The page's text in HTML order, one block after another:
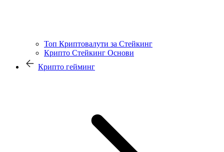
Топ Криптовалути за Стейкинг
Крипто Стейкинг Основи
Крипто гейминг